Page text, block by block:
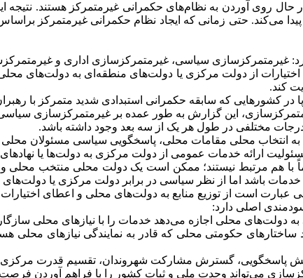
حال روی آوردن به نظام‌های حکمرانی غیرمتمرکز هستند.
می‌کند. حتی زمانی که ایجاد نظام حکمرانی غیرمتمرکز
غیرمتمرکزسازی سیاسی، غیرمتمرکزسازی اداری و
از دولت مرکزی یا دولت‌های منطقه‌ای به دولت‌های
کند.
در کشورهایی که سابقه حکمرانی استبدادی شدید متمرکز با
این گزارش به طور عمده بر غیرمتمرکزسازی
مختلفی در طول هر یک از سه بعد وجود داشته باشد.
انتخاب محلی مقامات محلی، پاسخگویی سیاسی مسئولان محلی
ارائه خدمات عمومی از دولت مرکزی به دولت‌ها یا
با هم مرتبط نیستند؛ ممکن است یک دولت محلی منتخب محلی
خدمات باشد اما از نظر سیاسی در برابر دولت مرکزی یا
عبارت است از توزیع منابع به دولت‌های محلی و اعطای
اصلی دارد:
ساختارهای حکومتی محلی که قادر به نمایندگی نیازهای محلی